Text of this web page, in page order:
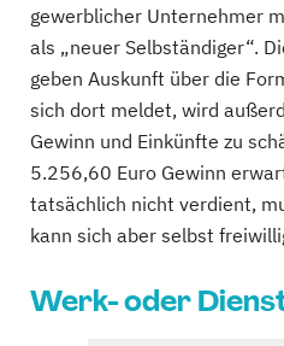
gewerblicher Unternehmer
als „neuer Selbständiger“.
geben Auskunft über die
sich dort meldet, wird
Gewinn und Einkünfte zu
5.256,60 Euro Gewinn
tatsächlich nicht verdient,
kann sich aber selbst
Werk- oder